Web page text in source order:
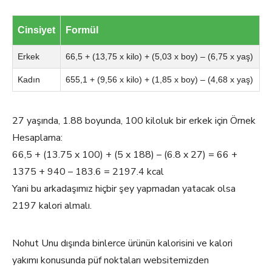
Cinsiyet Formül
Erkek 66,5 + (13,75 x kilo) + (5,03 x boy) – (6,75 x yaş)
Kadın 655,1 + (9,56 x kilo) + (1,85 x boy) – (4,68 x yaş)
27 yaşında, 1.88 boyunda, 100 kiloluk bir erkek için Örnek
Hesaplama:
66,5 + (13.75 x 100) + (5 x 188) – (6.8 x 27) = 66 +
1375 + 940 – 183.6 = 2197.4 kcal
Yani bu arkadaşımız hiçbir şey yapmadan yatacak olsa
2197 kalori almalı.
Nohut Unu dışında binlerce ürünün kalorisini ve kalori
yakımı konusunda püf noktaları websitemizden